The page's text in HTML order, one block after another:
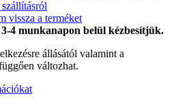
vissza a terméket
4 munkanapon belül kézbesítjük.
állásától valamint a
változhat.